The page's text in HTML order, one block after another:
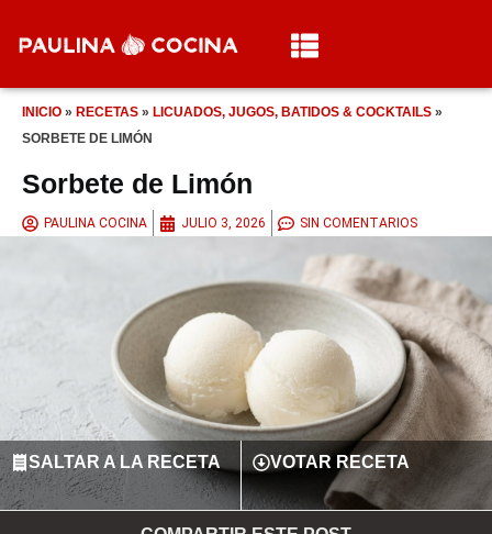
INICIO » RECETAS » LICUADOS, JUGOS, BATIDOS & COCKTAILS »
SORBETE DE LIMÓN
Sorbete de Limón
PAULINA COCINA JULIO 3, 2026 SIN COMENTARIOS
SALTAR A LA RECETA VOTAR RECETA